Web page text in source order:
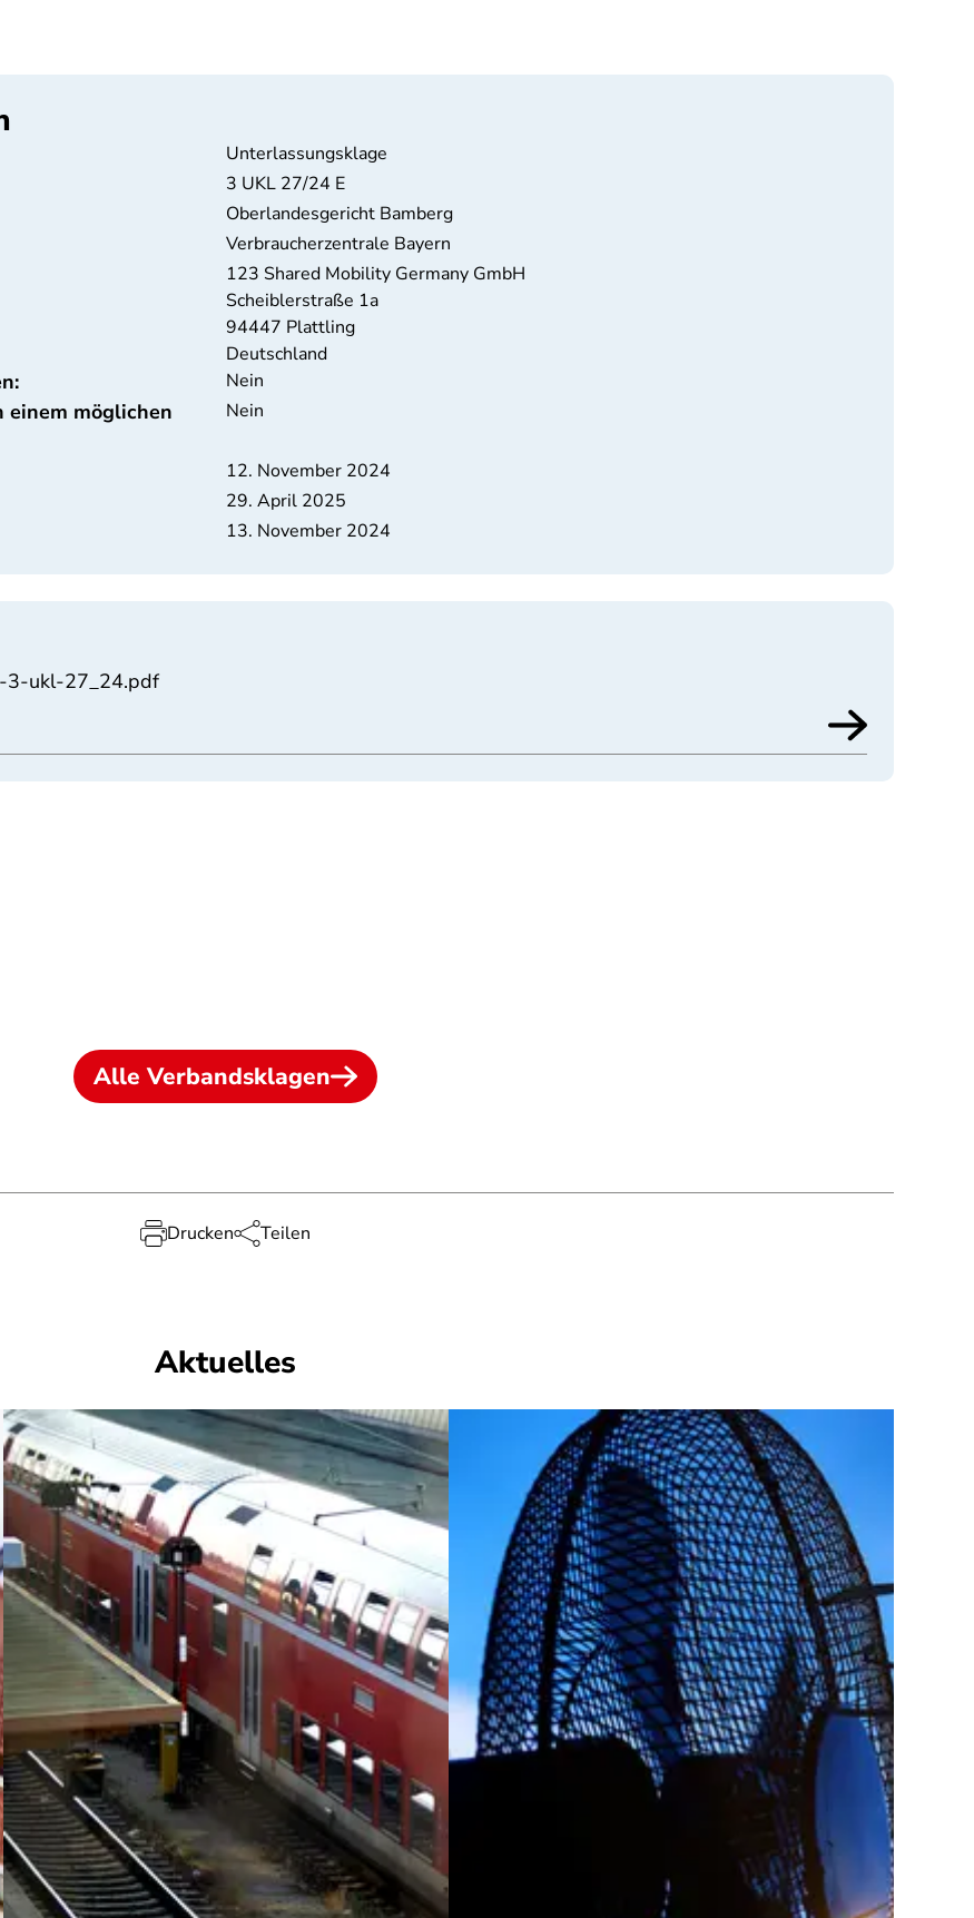
Unterlassungsklage
3 UKL 27/24 E
Oberlandesgericht Bamberg
Verbraucherzentrale Bayern
123 Shared Mobility Germany GmbH
Scheiblerstraße 1a
94447 Plattling
Deutschland
Nein
einem möglichen
Nein
12. November 2024
29. April 2025
13. November 2024
3-ukl-27_24.pdf
Alle Verbandsklagen
Drucken Teilen
Aktuelles